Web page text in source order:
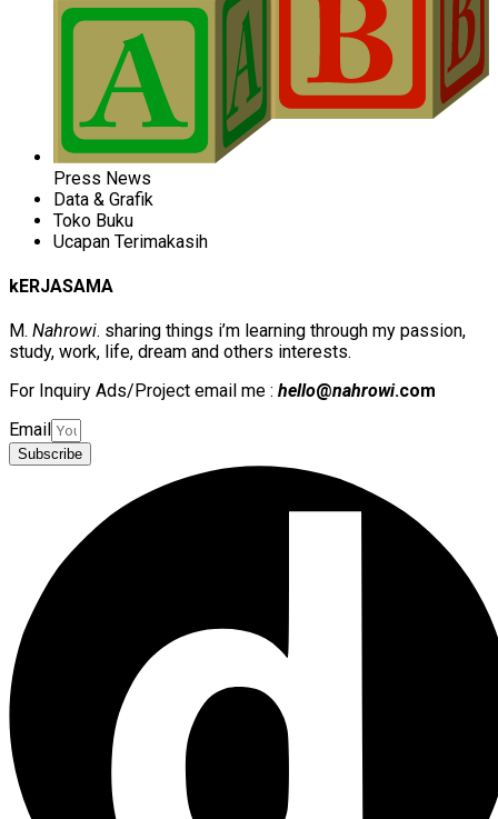
Press News
Data & Grafik
Toko Buku
Ucapan Terimakasih
kERJASAMA
M. Nahrowi. sharing things i’m learning through my passion,
study, work, life, dream and others interests.
For Inquiry Ads/Project email me : hello@nahrowi.com
Email
Subscribe